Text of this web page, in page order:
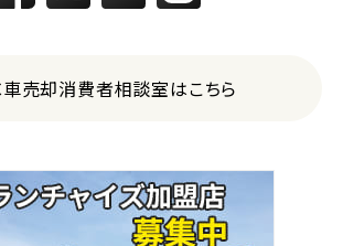
2
レガシィツーリングワゴン
3
トヨタ
カローラフィールダー
売却消費者相談室はこちら